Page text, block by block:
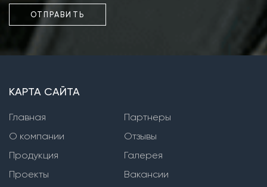
Насосы серии PD
Насосы серии WQ
Фекальные насосы сухой установки
Насосы серии СМ
Вертикальные многоступенчатые насосы
Насосы серии SVP(i,n)
ОТПРАВИТЬ
КАРТА САЙТА
Главная
О компании
Продукция
Проекты
Партнеры
Отзывы
Галерея
Вакансии